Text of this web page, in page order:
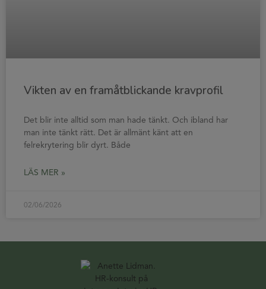
Vikten av en framåtblickande kravprofil
Det blir inte alltid som man hade tänkt. Och ibland har
man inte tänkt rätt. Det är allmänt känt att en
felrekrytering blir dyrt. Både
LÄS MER »
02/06/2026